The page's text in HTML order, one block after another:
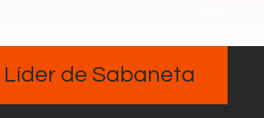
de Sabaneta